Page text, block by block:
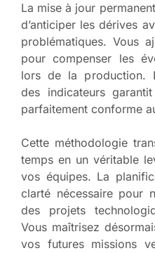
La mise à jour
d’anticiper les dérives
problématiques. Vous
pour compenser les
lors de la production.
des indicateurs
parfaitement conforme
Cette méthodologie
temps en un véritable
vos équipes. La
clarté nécessaire pour
des projets
Vous maîtrisez
vos futures missions